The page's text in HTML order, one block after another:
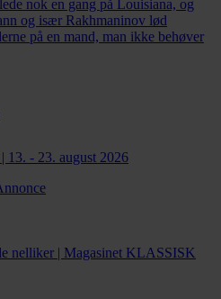
nok en gang på Louisiana, og
og især Rakhmaninov lød
på en mand, man ikke behøver